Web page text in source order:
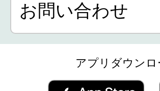
お問い合わせ
アプリダウン